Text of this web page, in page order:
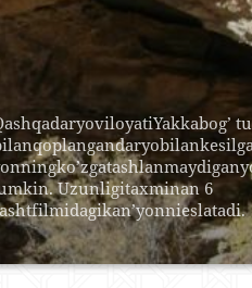
Uzunligitaxminan 6